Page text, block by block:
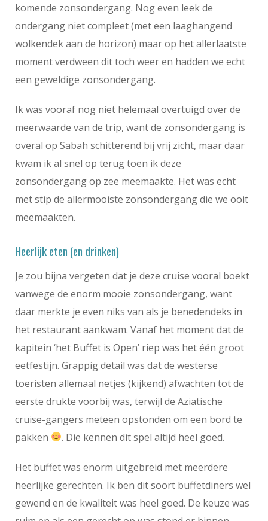
komende zonsondergang. Nog even leek de
ondergang niet compleet (met een laaghangend
wolkendek aan de horizon) maar op het allerlaatste
moment verdween dit toch weer en hadden we echt
een geweldige zonsondergang.
Ik was vooraf nog niet helemaal overtuigd over de
meerwaarde van de trip, want de zonsondergang is
overal op Sabah schitterend bij vrij zicht, maar daar
kwam ik al snel op terug toen ik deze
zonsondergang op zee meemaakte. Het was echt
met stip de allermooiste zonsondergang die we ooit
meemaakten.
Heerlijk eten (en drinken)
Je zou bijna vergeten dat je deze cruise vooral boekt
vanwege de enorm mooie zonsondergang, want
daar merkte je even niks van als je benedendeks in
het restaurant aankwam. Vanaf het moment dat de
kapitein ‘het Buffet is Open’ riep was het één groot
eetfestijn. Grappig detail was dat de westerse
toeristen allemaal netjes (kijkend) afwachten tot de
eerste drukte voorbij was, terwijl de Aziatische
cruise-gangers meteen opstonden om een bord te
pakken
. Die kennen dit spel altijd heel goed.
Het buffet was enorm uitgebreid met meerdere
heerlijke gerechten. Ik ben dit soort buffetdiners wel
gewend en de kwaliteit was heel goed. De keuze was